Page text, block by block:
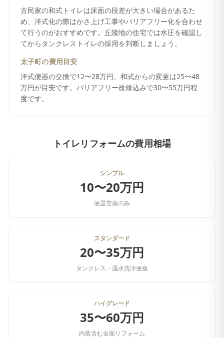
古民家の和式トイレは床面の段差が大きい場合があるた
め、洋式化の際はかさ上げ工事やバリアフリー化を合わせ
て行うのがおすすめです。丘陵地の住宅では水圧を確認し
てからタンクレストイレの採用を判断しましょう。
太子町の費用目安
洋式便器の交換で12〜28万円、和式からの変更は25〜48
万円が目安です。バリアフリー改修込みで30〜55万円程
度です。
トイレリフォームの費用相場
シンプル
10〜20万円
便器交換のみ
スタンダード
20〜35万円
タンクレス・温水洗浄便座
ハイグレード
35〜60万円
内装含む全面リフォーム